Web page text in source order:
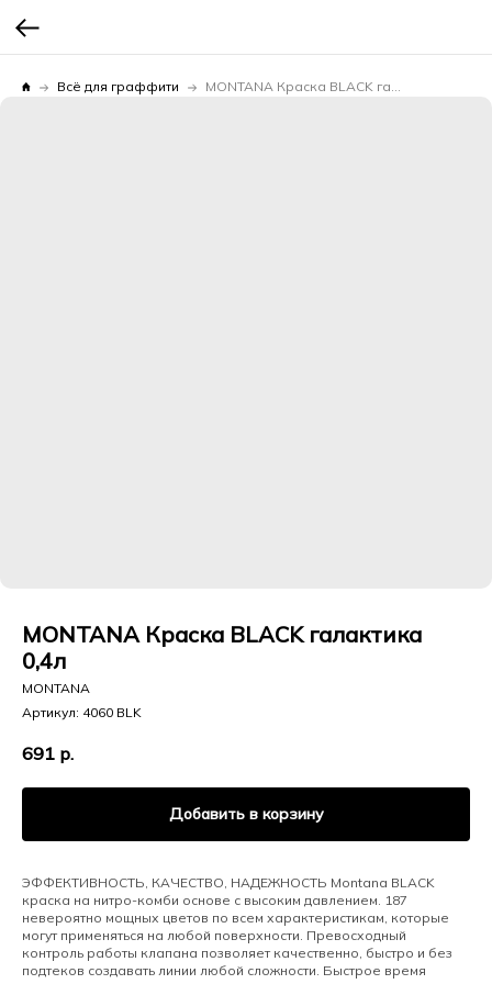
Всё для граффити MONTANA Краска BLACK галактика 0,4л
MONTANA Краска BLACK галактика
0,4л
MONTANA
Артикул: 4060 BLK
691 р.
Добавить в корзину
ЭФФЕКТИВНОСТЬ, КАЧЕСТВО, НАДЕЖНОСТЬ Montana BLACK
краска на нитро-комби основе с высоким давлением. 187
невероятно мощных цветов по всем характеристикам, которые
могут применяться на любой поверхности. Превосходный
контроль работы клапана позволяет качественно, быстро и без
подтеков создавать линии любой сложности. Быстрое время